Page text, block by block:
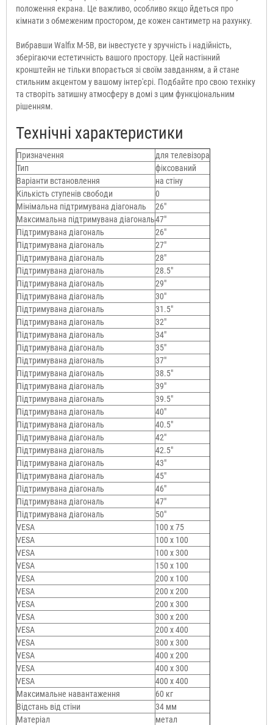
положення екрана. Це важливо, особливо якщо йдеться про
кімнати з обмеженим простором, де кожен сантиметр на рахунку.
Вибравши Walfix M-5B, ви інвестуєте у зручність і надійність,
зберігаючи естетичність вашого простору. Цей настінний
кронштейн не тільки впорається зі своїм завданням, а й стане
стильним акцентом у вашому інтер'єрі. Подбайте про свою техніку
та створіть затишну атмосферу в домі з цим функціональним
рішенням.
Технічні характеристики
Призначення
для телевізора
Тип
фіксований
Варіанти встановлення
на стіну
Кількість ступенів свободи
0
Мінімальна підтримувана діагональ
26"
Максимальна підтримувана діагональ47"
Підтримувана діагональ
26"
Підтримувана діагональ
27"
Підтримувана діагональ
28"
Підтримувана діагональ
28.5"
Підтримувана діагональ
29"
Підтримувана діагональ
30"
Підтримувана діагональ
31.5"
Підтримувана діагональ
32"
Підтримувана діагональ
34"
Підтримувана діагональ
35"
Підтримувана діагональ
37"
Підтримувана діагональ
38.5"
Підтримувана діагональ
39"
Підтримувана діагональ
39.5"
Підтримувана діагональ
40"
Підтримувана діагональ
40.5"
Підтримувана діагональ
42"
Підтримувана діагональ
42.5"
Підтримувана діагональ
43"
Підтримувана діагональ
45"
Підтримувана діагональ
46"
Підтримувана діагональ
47"
Підтримувана діагональ
50"
VESA
100 x 75
VESA
100 x 100
VESA
100 x 300
VESA
150 x 100
VESA
200 x 100
VESA
200 x 200
VESA
200 x 300
VESA
300 x 200
VESA
200 x 400
VESA
300 x 300
VESA
400 x 200
VESA
400 x 300
VESA
400 x 400
Максимальне навантаження
60 кг
Відстань від стіни
34 мм
Матеріал
метал